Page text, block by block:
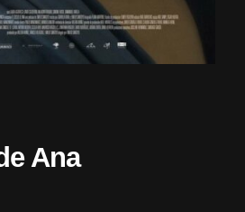
Ana